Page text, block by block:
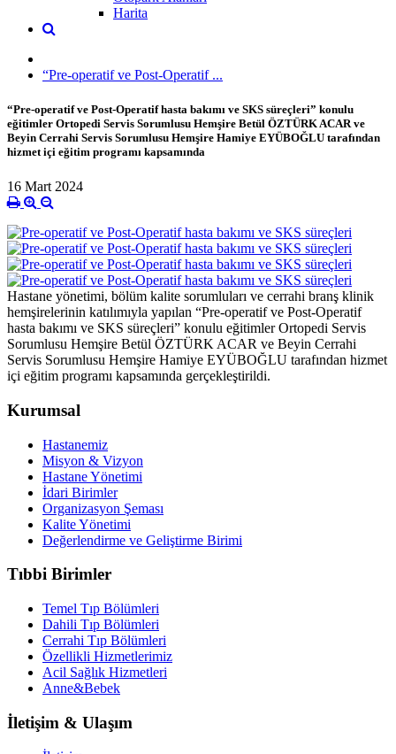
Harita
“Pre-operatif ve Post-Operatif ...
“Pre-operatif ve Post-Operatif hasta bakımı ve SKS süreçleri” konulu
eğitimler Ortopedi Servis Sorumlusu Hemşire Betül ÖZTÜRK ACAR ve
Beyin Cerrahi Servis Sorumlusu Hemşire Hamiye EYÜBOĞLU tarafından
hizmet içi eğitim programı kapsamında
16 Mart 2024
Hastane yönetimi, bölüm kalite sorumluları ve cerrahi branş klinik
hemşirelerinin katılımıyla yapılan “Pre-operatif ve Post-Operatif
hasta bakımı ve SKS süreçleri” konulu eğitimler Ortopedi Servis
Sorumlusu Hemşire Betül ÖZTÜRK ACAR ve Beyin Cerrahi
Servis Sorumlusu Hemşire Hamiye EYÜBOĞLU tarafından hizmet
içi eğitim programı kapsamında gerçekleştirildi.
Kurumsal
Hastanemiz
Misyon & Vizyon
Hastane Yönetimi
İdari Birimler
Organizasyon Şeması
Kalite Yönetimi
Değerlendirme ve Geliştirme Birimi
Tıbbi Birimler
Temel Tıp Bölümleri
Dahili Tıp Bölümleri
Cerrahi Tıp Bölümleri
Özellikli Hizmetlerimiz
Acil Sağlık Hizmetleri
Anne&Bebek
İletişim & Ulaşım